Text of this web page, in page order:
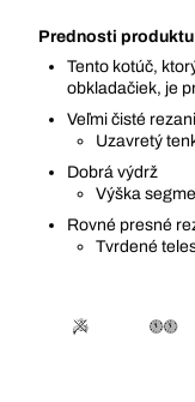
Prednosti
Tento kotúč,
obkladačiek, je
Veľmi čisté
Uzavretý
Dobrá výdrž
Výška
Rovné presné
Tvrdené